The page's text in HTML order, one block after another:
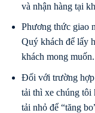
và nhận hàng tại
Phương thức giao
Quý khách để lấy
khách mong muốn.
Đối với trường hợp
tải thì xe chúng tôi
tải nhỏ để “tăng